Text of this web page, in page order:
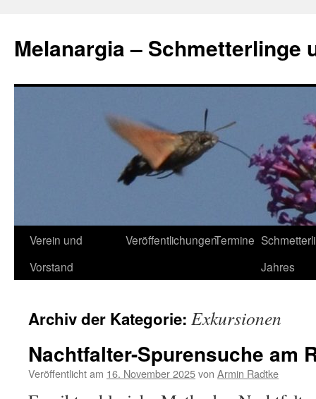
springen
Melanargia – Schmetterlinge
Verein und
Vorstand
VeröffentlichungenTermine
Jahres
Archiv der Kategorie: Exkursionen
Nachtfalter-Spurensuche am
Veröffentlicht am 16. November 2025von Armin Radtke